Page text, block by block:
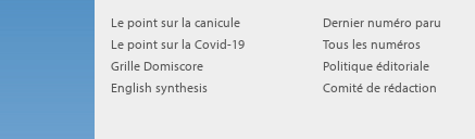
Le point sur la canicule
Le point sur la Covid-19
Grille Domiscore
English synthesis
Dernier numéro paru
Tous les numéros
Politique éditoriale
Comité de rédaction